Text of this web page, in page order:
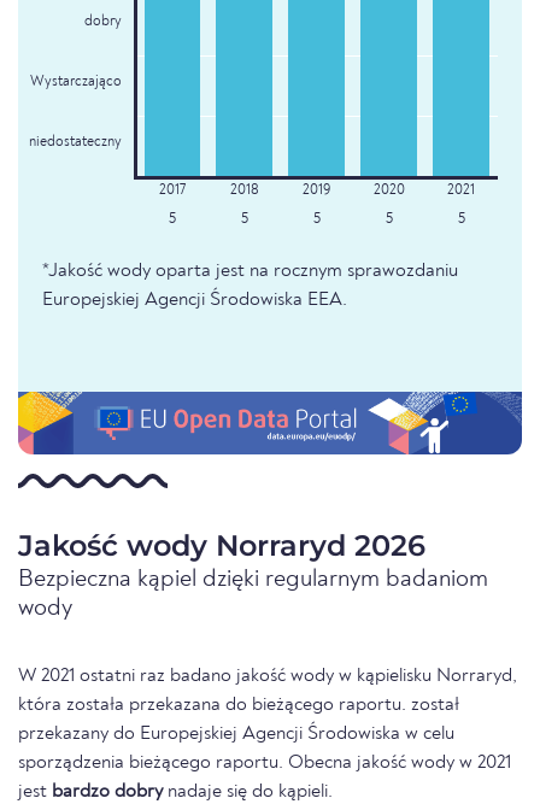
dobry
Wystarczająco
niedostateczny
5 5 5 5 5
*Jakość wody oparta jest na rocznym sprawozdaniu
Europejskiej Agencji Środowiska EEA.
Jakość wody Norraryd 2026
Bezpieczna kąpiel dzięki regularnym badaniom
wody
W 2021 ostatni raz badano jakość wody w kąpielisku Norraryd,
która została przekazana do bieżącego raportu. został
przekazany do Europejskiej Agencji Środowiska w celu
sporządzenia bieżącego raportu. Obecna jakość wody w 2021
jest bardzo dobrynadaje się do kąpieli.